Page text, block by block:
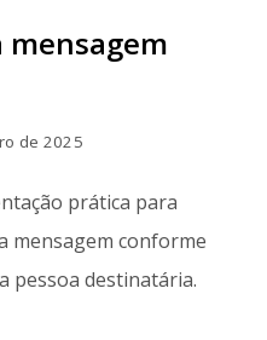
mensagem
de 2025
prática para
mensagem conforme
pessoa destinatária.